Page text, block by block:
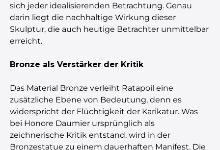
sich jeder idealisierenden Betrachtung. Genau
darin liegt die nachhaltige Wirkung dieser
Skulptur, die auch heutige Betrachter unmittelbar
erreicht.
Bronze als Verstärker der Kritik
Das Material Bronze verleiht Ratapoil eine
zusätzliche Ebene von Bedeutung, denn es
widerspricht der Flüchtigkeit der Karikatur. Was
bei Honore Daumier ursprünglich als
zeichnerische Kritik entstand, wird in der
Bronzestatue zu einem dauerhaften Manifest. Die